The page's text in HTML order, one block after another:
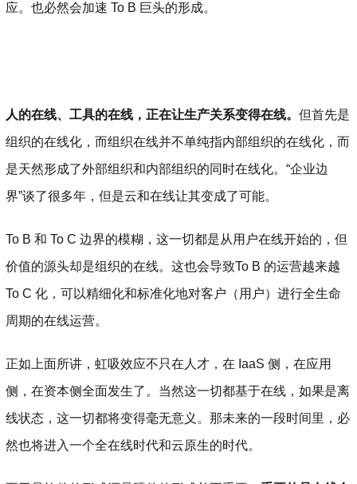
应。也必然会加速 To B 巨头的形成。
人的在线、工具的在线，正在让生产关系变得在线。但首先是
组织的在线化，而组织在线并不单纯指内部组织的在线化，而
是天然形成了外部组织和内部组织的同时在线化。“企业边
界”谈了很多年，但是云和在线让其变成了可能。
To B 和 To C 边界的模糊，这一切都是从用户在线开始的，但
价值的源头却是组织的在线。这也会导致To B 的运营越来越
To C 化，可以精细化和标准化地对客户（用户）进行全生命
周期的在线运营。
正如上面所讲，虹吸效应不只在人才，在 IaaS 侧，在应用
侧，在资本侧全面发生了。当然这一切都基于在线，如果是离
线状态，这一切都将变得毫无意义。那未来的一段时间里，必
然也将进入一个全在线时代和云原生的时代。